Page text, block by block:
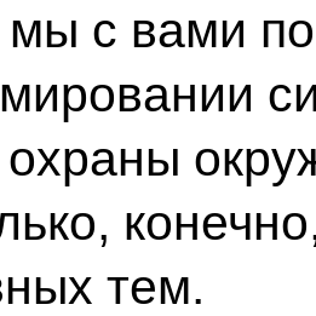
мы с вами
тем.